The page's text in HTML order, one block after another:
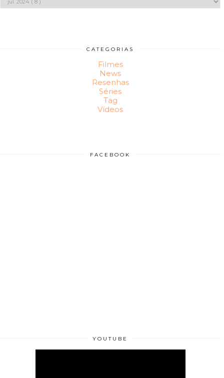
CATEGORIAS
Filmes
News
Resenhas
Séries
Tag
Vídeos
FACEBOOK
YOUTUBE